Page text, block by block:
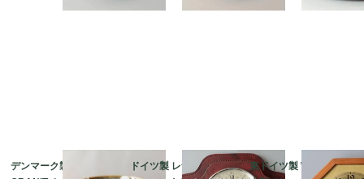
デンマーク製 SOHOLM
ドイツ製 レザータッチ
東ドイツ製 WEIMAR